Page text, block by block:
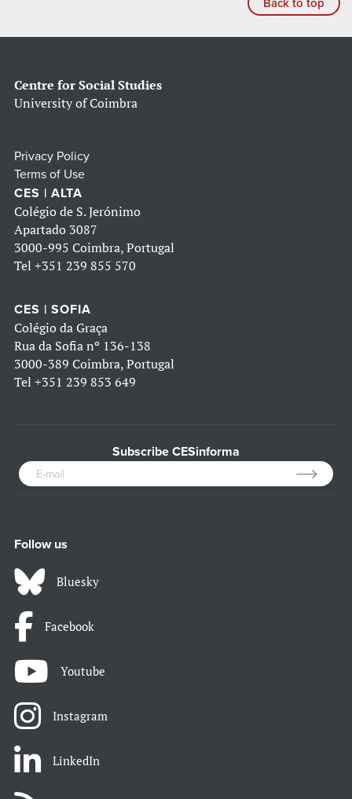
Back to top
Centre for Social Studies
University of Coimbra
Privacy Policy
Terms of Use
CES | ALTA
Colégio de S. Jerónimo
Apartado 3087
3000-995 Coimbra, Portugal
Tel +351 239 855 570
CES | SOFIA
Colégio da Graça
Rua da Sofia nº 136-138
3000-389 Coimbra, Portugal
Tel +351 239 853 649
Subscribe CESinforma
Follow us
Bluesky
Facebook
Youtube
Instagram
LinkedIn